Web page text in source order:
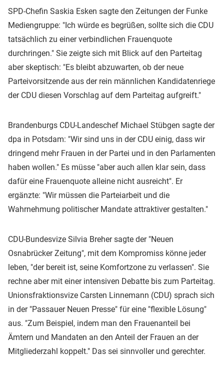
SPD-Chefin Saskia Esken sagte den Zeitungen der Funke
Mediengruppe: "Ich würde es begrüßen, sollte sich die CDU
tatsächlich zu einer verbindlichen Frauenquote
durchringen." Sie zeigte sich mit Blick auf den Parteitag
aber skeptisch: "Es bleibt abzuwarten, ob der neue
Parteivorsitzende aus der rein männlichen Kandidatenriege
der CDU diesen Vorschlag auf dem Parteitag aufgreift."
Brandenburgs CDU-Landeschef Michael Stübgen sagte der
dpa in Potsdam: "Wir sind uns in der CDU einig, dass wir
dringend mehr Frauen in der Partei und in den Parlamenten
haben wollen." Es müsse "aber auch allen klar sein, dass
dafür eine Frauenquote alleine nicht ausreicht". Er
ergänzte: "Wir müssen die Parteiarbeit und die
Wahrnehmung politischer Mandate attraktiver gestalten."
CDU-Bundesvize Silvia Breher sagte der "Neuen
Osnabrücker Zeitung", mit dem Kompromiss könne jeder
leben, "der bereit ist, seine Komfortzone zu verlassen". Sie
rechne aber mit einer intensiven Debatte bis zum Parteitag.
Unionsfraktionsvize Carsten Linnemann (CDU) sprach sich
in der "Passauer Neuen Presse" für eine "flexible Lösung"
aus. "Zum Beispiel, indem man den Frauenanteil bei
Ämtern und Mandaten an den Anteil der Frauen an der
Mitgliederzahl koppelt." Das sei sinnvoller und gerechter.